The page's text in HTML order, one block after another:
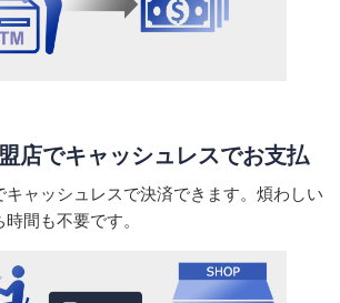
店でキャッシュレスでお支払
キャッシュレスで決済できます。煩わしい
間も不要です。